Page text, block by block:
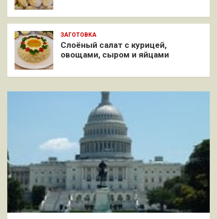
ЗАГОТОВКА
Слоёный салат с курицей,
овощами, сыром и яйцами